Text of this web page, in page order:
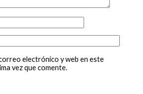
electrónico y web en este
vez que comente.